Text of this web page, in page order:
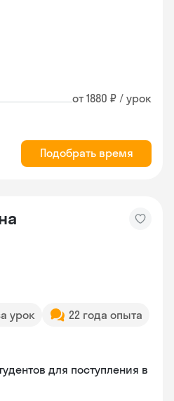
от 1880 ₽ / урок
Подобрать время
урок
22 года опыта
для поступления в